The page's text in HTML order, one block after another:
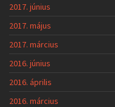
2017. június
2017. május
2017. március
2016. június
2016. április
2016. március